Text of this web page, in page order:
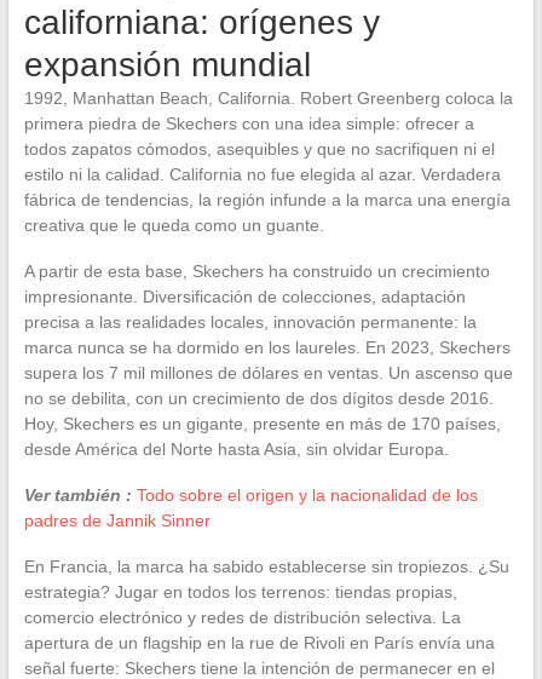
californiana: orígenes y
expansión mundial
1992, Manhattan Beach, California. Robert Greenberg coloca la
primera piedra de Skechers con una idea simple: ofrecer a
todos zapatos cómodos, asequibles y que no sacrifiquen ni el
estilo ni la calidad. California no fue elegida al azar. Verdadera
fábrica de tendencias, la región infunde a la marca una energía
creativa que le queda como un guante.
A partir de esta base, Skechers ha construido un crecimiento
impresionante. Diversificación de colecciones, adaptación
precisa a las realidades locales, innovación permanente: la
marca nunca se ha dormido en los laureles. En 2023, Skechers
supera los 7 mil millones de dólares en ventas. Un ascenso que
no se debilita, con un crecimiento de dos dígitos desde 2016.
Hoy, Skechers es un gigante, presente en más de 170 países,
desde América del Norte hasta Asia, sin olvidar Europa.
Ver también : Todo sobre el origen y la nacionalidad de los
padres de Jannik Sinner
En Francia, la marca ha sabido establecerse sin tropiezos. ¿Su
estrategia? Jugar en todos los terrenos: tiendas propias,
comercio electrónico y redes de distribución selectiva. La
apertura de un flagship en la rue de Rivoli en París envía una
señal fuerte: Skechers tiene la intención de permanecer en el